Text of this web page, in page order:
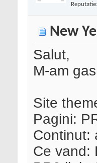
Reputatie:
New
Salut,
M-am
Site
Pagini:
Continut:
Ce vand: